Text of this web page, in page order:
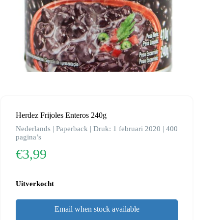
Herdez Frijoles Enteros 240g
Nederlands | Paperback | Druk: 1 februari 2020 | 400
pagina’s
€3,99
Uitverkocht
Email when stock available